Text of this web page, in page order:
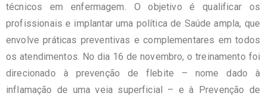
técnicos em enfermagem. O objetivo é qualificar os
profissionais e implantar uma política de Saúde ampla, que
envolve práticas preventivas e complementares em todos
os atendimentos. No dia 16 de novembro, o treinamento foi
direcionado à prevenção de flebite – nome dado à
inflamação de uma veia superficial – e à Prevenção de